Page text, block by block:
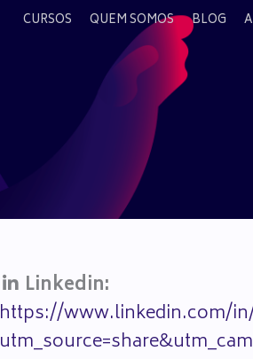
CURSOS QUEM SOMOS BLOG
Linkedin:
https://www.linkedin.com/